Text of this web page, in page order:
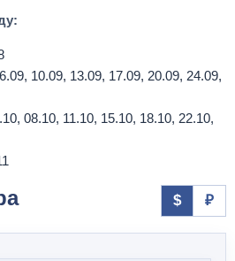
10.09, 13.09, 17.09, 20.09, 24.09,
08.10, 11.10, 15.10, 18.10, 22.10,
$ ₽